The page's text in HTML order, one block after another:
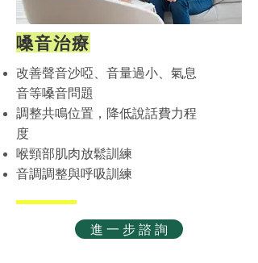
嗓音治療
改善聲音沙啞、音量過小、氣息
音等嗓音問題
調整共鳴位置，降低說話費力程
度
喉頸部肌肉放鬆訓練
音調調整與呼吸訓練
進 一 步 諮 詢